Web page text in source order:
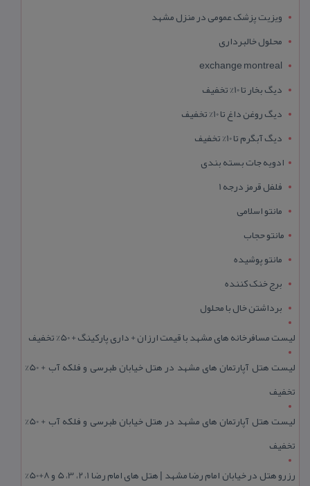
ویزیت پزشک عمومی در منزل مشهد
محلول خالبرداری
exchange montreal
دیگ بخار تا 10% تخفیف
دیگ روغن داغ تا 10% تخفیف
دیگ آبگرم تا 10% تخفیف
ادویه جات بسته بندی
فلفل قرمز درجه 1
مانتو اسلامی
مانتو حجاب
مانتو پوشیده
برج خنک کننده
برداشتن خال با محلول
لیست مسافرخانه های مشهد با قیمت ارزان + داری پارکینگ + 50% تخفیف
لیست هتل آپارتمان های مشهد در هتل خیابان طبرسی و فلکه آب + 50%
تخفیف
لیست هتل آپارتمان های مشهد در هتل خیابان طبرسی و فلکه آب + 50%
تخفیف
رزرو هتل در خیابان امام رضا مشهد | هتل‌ های امام رضا 1، 2، 3، 5 و 8+50%